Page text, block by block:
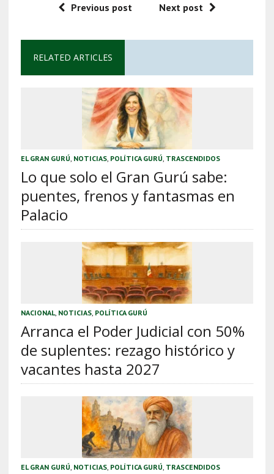
Previous post Next post
RELATED ARTICLES
EL GRAN GURÚ NOTICIAS, POLÍTICA GURÚ TRASCENDIDOS
Lo que solo el Gran Gurú sabe:
puentes, frenos y fantasmas en
Palacio
NACIONAL, NOTICIAS, POLÍTICA GURÚ
Arranca el Poder Judicial con 50%
de suplentes: rezago histórico y
vacantes hasta 2027
EL GRAN GURÚ NOTICIAS, POLÍTICA GURÚ TRASCENDIDOS